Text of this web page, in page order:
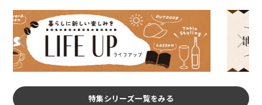
特集シリーズ一覧をみる